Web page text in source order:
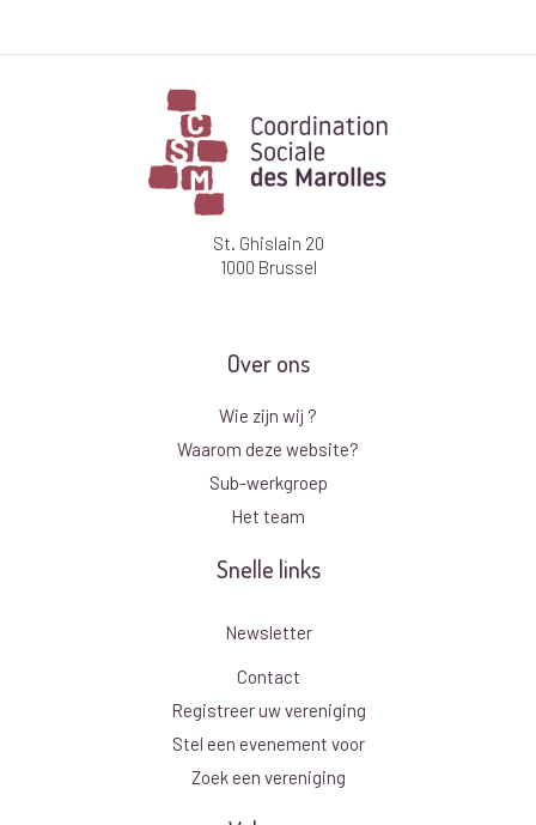
St. Ghislain 20
1000 Brussel
Over ons
Wie zijn wij ?
Waarom deze website?
Sub-werkgroep
Het team
Snelle links
Newsletter
Contact
Registreer uw vereniging
Stel een evenement voor
Zoek een vereniging